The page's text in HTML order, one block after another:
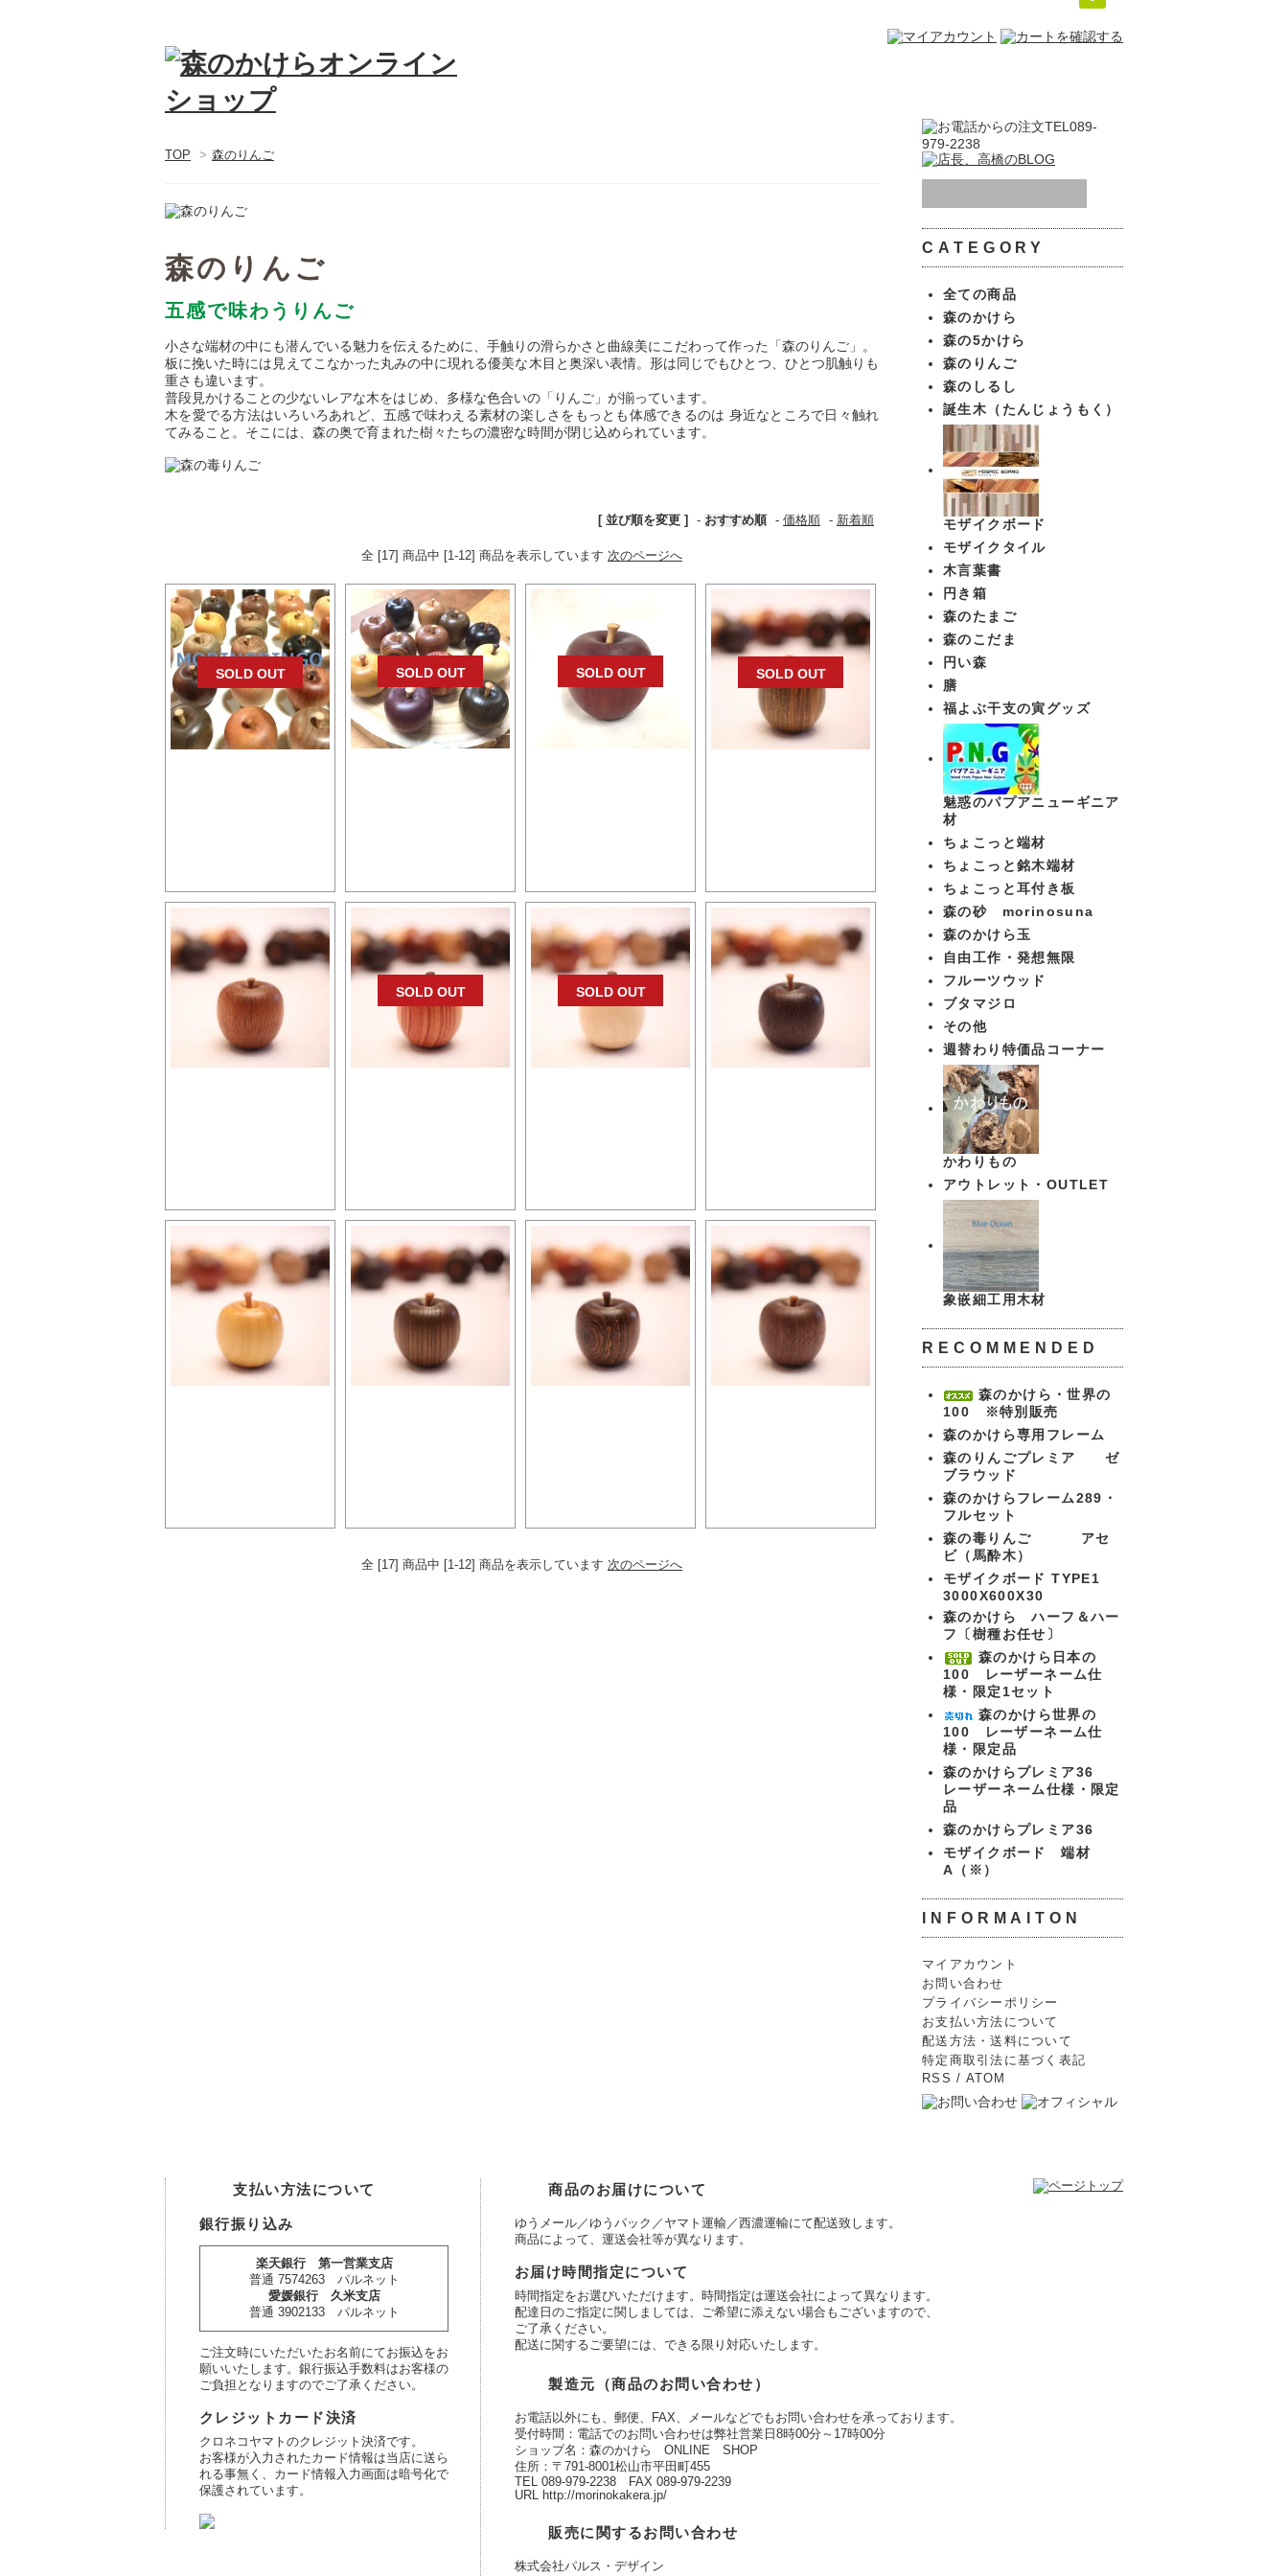
TOP > 森のりんご
森のりんご
五感で味わうりんご
小さな端材の中にも潜んでいる魅力を伝えるために、手触りの滑らかさと曲線美にこだわって作った「森のりんご」。
板に挽いた時には見えてこなかった丸みの中に現れる優美な木目と奥深い表情。形は同じでもひとつ、ひとつ肌触りも
重さも違います。
普段見かけることの少ないレアな木をはじめ、多様な色合いの「りんご」が揃っています。
木を愛でる方法はいろいろあれど、五感で味わえる素材の楽しさをもっとも体感できるのは 身近なところで日々触れ
てみること。そこには、森の奥で育まれた樹々たちの濃密な時間が閉じ込められています。
[ 並び順を変更 ] - おすすめ順 - 価格順 - 新着順
全 [17] 商品中 [1-12] 商品を表示しています 次のページへ
SOLD OUT SOLD OUT SOLD OUT SOLD OUT
SOLD OUT SOLD OUT
全 [17] 商品中 [1-12] 商品を表示しています 次のページへ
CATEGORY
全ての商品
森のかけら
森の5かけら
森のりんご
森のしるし
誕生木（たんじょうもく）
モザイクボード
モザイクタイル
木言葉書
円き箱
森のたまご
森のこだま
円い森
膳
福よぶ干支の寅グッズ
魅惑のパプアニューギニア
材
ちょこっと端材
ちょこっと銘木端材
ちょこっと耳付き板
森の砂 morinosuna
森のかけら玉
自由工作・発想無限
フルーツウッド
ブタマジロ
その他
週替わり特価品コーナー
かわりもの
アウトレット・OUTLET
象嵌細工用木材
RECOMMENDED
森のかけら・世界の
100 ※特別販売
森のかけら専用フレーム
森のりんごプレミア ゼ
ブラウッド
森のかけらフレーム289・
フルセット
森の毒りんご アセ
ビ（馬酔木）
モザイクボード TYPE1
3000X600X30
森のかけら ハーフ＆ハー
フ〔樹種お任せ〕
森のかけら日本の
100 レーザーネーム仕
様・限定1セット
森のかけら世界の
100 レーザーネーム仕
様・限定品
森のかけらプレミア36
レーザーネーム仕様・限定
品
森のかけらプレミア36
モザイクボード 端材
A（※）
INFORMAITON
マイアカウント
お問い合わせ
プライバシーポリシー
お支払い方法について
配送方法・送料について
特定商取引法に基づく表記
RSS / ATOM
支払い方法について
銀行振り込み
楽天銀行 第一営業支店
普通 7574263 パルネット
愛媛銀行 久米支店
普通 3902133 パルネット
ご注文時にいただいたお名前にてお振込をお
願いいたします。銀行振込手数料はお客様の
ご負担となりますのでご了承ください。
クレジットカード決済
クロネコヤマトのクレジット決済です。
お客様が入力されたカード情報は当店に送ら
れる事無く、カード情報入力画面は暗号化で
保護されています。
商品のお届けについて
ゆうメール／ゆうパック／ヤマト運輸／西濃運輸にて配送致します。
商品によって、運送会社等が異なります。
お届け時間指定について
時間指定をお選びいただけます。時間指定は運送会社によって異なります。
配達日のご指定に関しましては、ご希望に添えない場合もございますので、
ご了承ください。
配送に関するご要望には、できる限り対応いたします。
製造元（商品のお問い合わせ）
お電話以外にも、郵便、FAX、メールなどでもお問い合わせを承っております。
受付時間：電話でのお問い合わせは弊社営業日8時00分～17時00分
ショップ名：森のかけら ONLINE SHOP
住所：〒791-8001松山市平田町455
TEL 089-979-2238 FAX 089-979-2239
URL http://morinokakera.jp/
販売に関するお問い合わせ
株式会社パルス・デザイン